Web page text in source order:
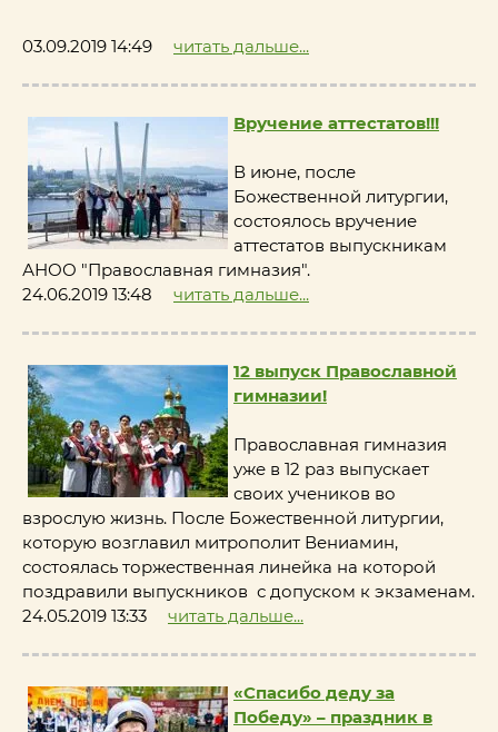
03.09.2019 14:49 читать дальше...
Вручение аттестатов!!!
В июне, после
Божественной литургии,
состоялось вручение
аттестатов выпускникам
АНОО "Православная гимназия".
24.06.2019 13:48
читать дальше...
12 выпуск Православной
гимназии!
Православная гимназия
уже в 12 раз выпускает
своих учеников во
взрослую жизнь. После Божественной литургии,
которую возглавил митрополит Вениамин,
состоялась торжественная линейка на которой
поздравили выпускников с допуском к экзаменам.
24.05.2019 13:33
читать дальше...
«Спасибо деду за
Победу» – праздник в